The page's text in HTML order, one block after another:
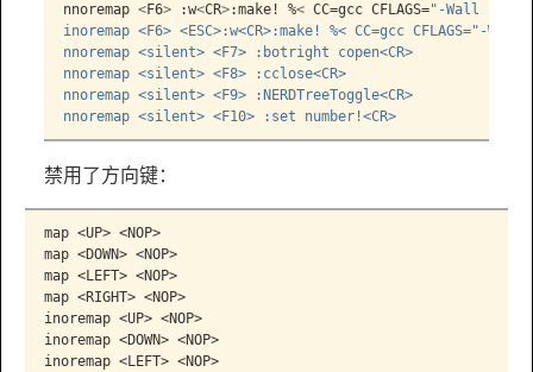
nnoremap <F6> :w<CR>:make! %< CC=gcc CFLAGS="-Wall -g -
inoremap <F6> <ESC>:w<CR>:make! %< CC=gcc CFLAGS="-
nnoremap <silent> <F7> :botright copen<CR>
nnoremap <silent> <F8> :cclose<CR>
nnoremap <silent> <F9> :NERDTreeToggle<CR>
nnoremap <silent> <F10> :set number!<CR>
禁用了方向键：
map <UP> <NOP>
map <DOWN> <NOP>
map <LEFT> <NOP>
map <RIGHT> <NOP>
inoremap <UP> <NOP>
inoremap <DOWN> <NOP>
inoremap <LEFT> <NOP>